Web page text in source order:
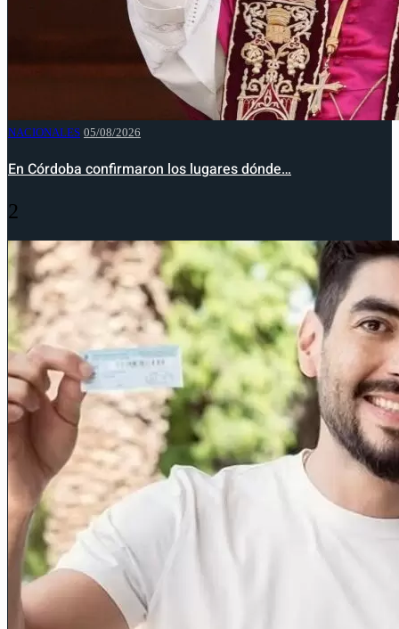
NACIONALES 05/08/2026
En Córdoba confirmaron los lugares dónde…
2